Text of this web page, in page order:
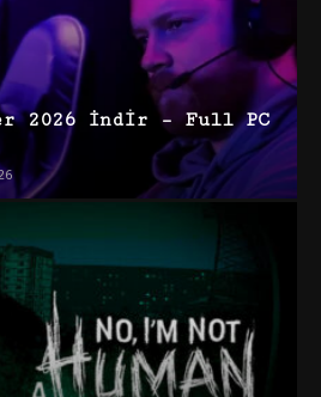
2026 İndir – Full PC